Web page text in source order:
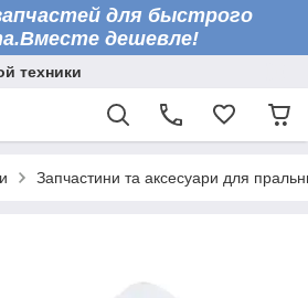
для быстрого
дешевле!
техники
Запчастини та аксесуари для